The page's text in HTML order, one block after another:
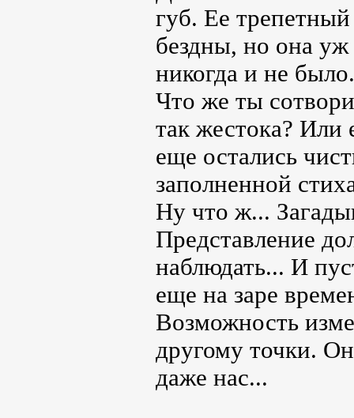
губ. Ее
бездны, но она уж
никогда и не
Что же ты
так жестока? Или
еще остались
заполненной
Ну что ж...
Представление
наблюдать... И
еще на заре
Возможность
другому точки.
даже нас...